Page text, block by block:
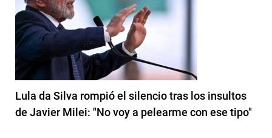
Lula da Silva rompió el silencio tras los insultos
de Javier Milei: "No voy a pelearme con ese tipo"